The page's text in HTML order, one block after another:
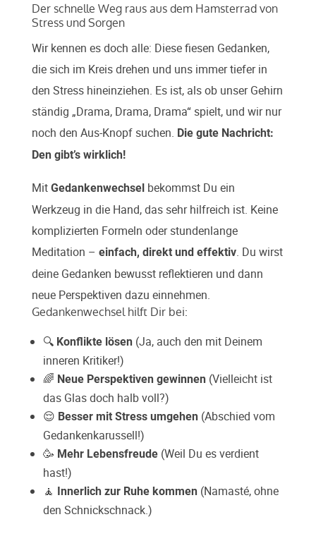
Der schnelle Weg raus aus dem Hamsterrad von
Stress und Sorgen
Wir kennen es doch alle: Diese fiesen Gedanken,
die sich im Kreis drehen und uns immer tiefer in
den Stress hineinziehen. Es ist, als ob unser Gehirn
ständig „Drama, Drama, Drama“ spielt, und wir nur
noch den Aus-Knopf suchen. Die gute Nachricht:
Den gibt’s wirklich!
Mit Gedankenwechselbekommst Du ein
Werkzeug in die Hand, das sehr hilfreich ist. Keine
komplizierten Formeln oder stundenlange
Meditation – einfach, direkt und effektiv. Du wirst
deine Gedanken bewusst reflektieren und dann
neue Perspektiven dazu einnehmen.
Gedankenwechsel hilft Dir bei:
🔍 Konflikte lösen(Ja, auch den mit Deinem
inneren Kritiker!)
🌈 Neue Perspektiven gewinnen(Vielleicht ist
das Glas doch halb voll?)
😌 Besser mit Stress umgehen(Abschied vom
Gedankenkarussell!)
🥳 Mehr Lebensfreude(Weil Du es verdient
hast!)
🧘 Innerlich zur Ruhe kommen(Namasté, ohne
den Schnickschnack.)